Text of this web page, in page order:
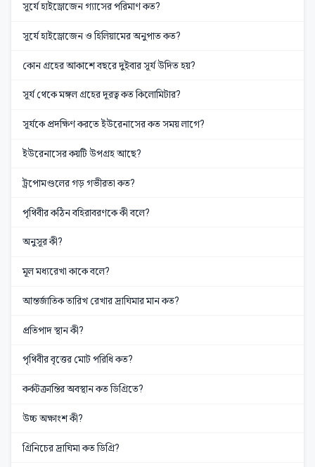
সূর্যে হাইড্রোজেন গ্যাসের পরিমাণ কত?
সূর্যে হাইড্রোজেন ও হিলিয়ামের অনুপাত কত?
কোন গ্রহের আকাশে বছরে দুইবার সূর্য উদিত হয়?
সূর্য থেকে মঙ্গল গ্রহের দূরত্ব কত কিলোমিটার?
সূর্যকে প্রদক্ষিণ করতে ইউরেনাসের কত সময় লাগে?
ইউরেনাসের কয়টি উপগ্রহ আছে?
ট্রপোমণ্ডলের গড় গভীরতা কত?
পৃথিবীর কঠিন বহিরাবরণকে কী বলে?
অনুসূর কী?
মূল মধ্যরেখা কাকে বলে?
আন্তর্জাতিক তারিখ রেখার দ্রাঘিমার মান কত?
প্রতিপাদ স্থান কী?
পৃথিবীর বৃত্তের মোট পরিধি কত?
কর্কটক্রান্তির অবস্থান কত ডিগ্রিতে?
উচ্চ অক্ষাংশ কী?
গ্রিনিচের দ্রাঘিমা কত ডিগ্রি?